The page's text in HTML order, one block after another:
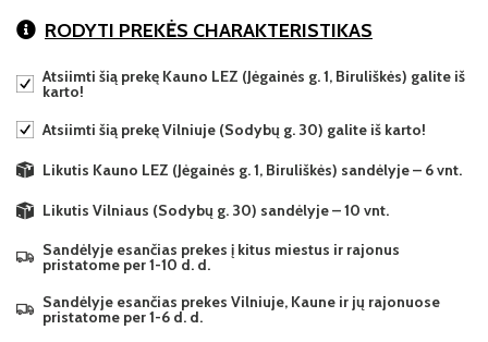
RODYTI PREKĖS CHARAKTERISTIKAS
Atsiimti šią prekę Kauno LEZ (Jėgainės g. 1, Biruliškės) galite iš
karto!
Atsiimti šią prekę Vilniuje (Sodybų g. 30) galite iš karto!
Likutis Kauno LEZ (Jėgainės g. 1, Biruliškės) sandėlyje – 6 vnt.
Likutis Vilniaus (Sodybų g. 30) sandėlyje – 10 vnt.
Sandėlyje esančias prekes į kitus miestus ir rajonus
pristatome per 1-10 d. d.
Sandėlyje esančias prekes Vilniuje, Kaune ir jų rajonuose
pristatome per 1-6 d. d.